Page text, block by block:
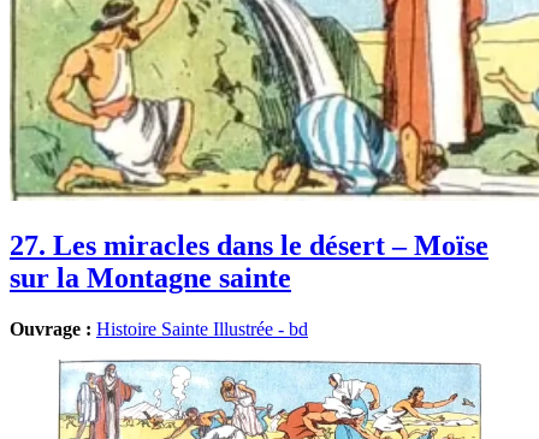
27. Les miracles dans le désert – Moïse
sur la Montagne sainte
Ouvrage : Histoire Sainte Illustrée - bd